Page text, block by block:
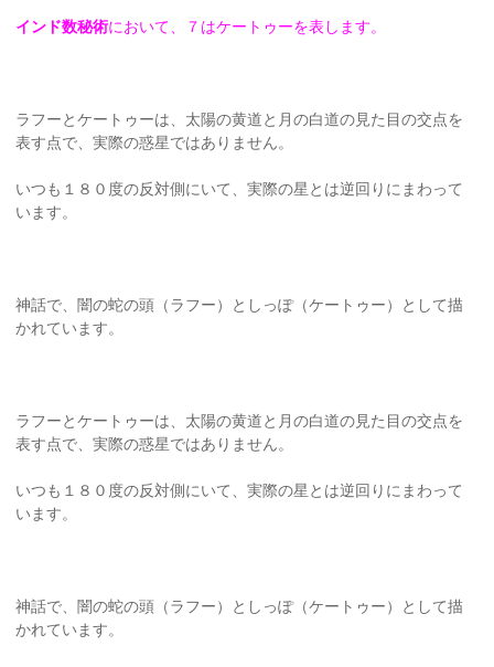
インド数秘術において、７はケートゥーを表します。
ラフーとケートゥーは、太陽の黄道と月の白道の見た目の交点を
表す点で、実際の惑星ではありません。
いつも１８０度の反対側にいて、実際の星とは逆回りにまわって
います。
神話で、闇の蛇の頭（ラフー）としっぽ（ケートゥー）として描
かれています。
ラフーとケートゥーは、太陽の黄道と月の白道の見た目の交点を
表す点で、実際の惑星ではありません。
いつも１８０度の反対側にいて、実際の星とは逆回りにまわって
います。
神話で、闇の蛇の頭（ラフー）としっぽ（ケートゥー）として描
かれています。